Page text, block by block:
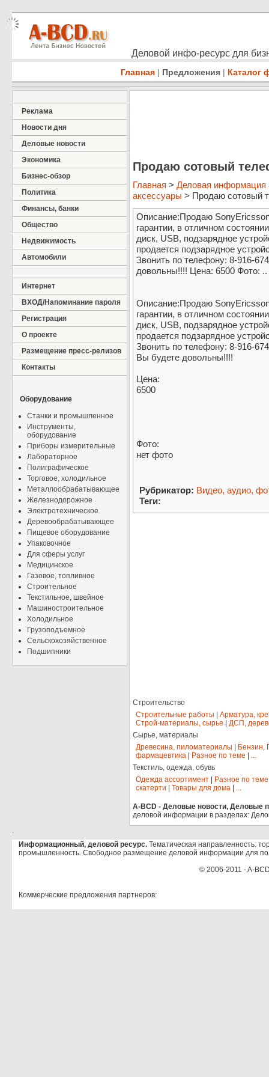
Деловой инфо-ресурс для
Главная | Предложения | Каталог
Реклама
Новости дня
Деловые новости
Экономика
Бизнес-обзор
Политика
Финансы, банки
Общество
Недвижимость
Автомобили
Интернет
ВХОД/Напоминание пароля
Регистрация
О проекте
Размещение пресс-релизов
Контакты
Оборудование
Станки и промышленное
Инструменты,
оборудование
Приборы измерительные
Лабораторное
Полиграфическое
Торговое, холодильное
Металлообрабатывающее
Железнодорожное
Электротехническое
Деревообрабатывающее
Пищевое оборудование
Упаковочное
Для сферы услуг
Медицинское
Газовое, топливное
Строительное
Текстильное, швейное
Машиностроительное
Холодильное
Грузоподъемное
Сельскохозяйственное
Подшипники
Продаю сотовый
Главная > Деловая информация
аксессуары > Продаю сотовый
Описание:Продаю
гарантии, в отличном
диск, USB, подзарядное
продается подзарядное
Звонить по телефону: 8-916-
довольны!!!! Цена: 6500 Фото: ..
Описание:Продаю
гарантии, в отличном
диск, USB, подзарядное
продается подзарядное
Звонить по телефону: 8-916-
Вы будете довольны!!!!
Цена:
6500
Фото:
нет фото
Рубрикатор: Видео, аудио,
Теги:
Строительство
Строительные работы
Арматура,
Строй-материалы, сырье
ДСП,
Сырье, материалы
Древесина, пиломатериалы
Бензин,
фармацевтика
Разное по теме
...
Текстиль, одежда, обувь
Одежда ассортимент
Разное по теме
скатерти
Товары для дома ...
A-BCD - Деловые новости, Деловые
деловой информации в разделах:
.
Информационный, деловой ресурс. Тематическая направленность:
промышленность. Свободное размещение деловой информации для
© 2006-2011 - A-
Коммерческие предложения партнеров: